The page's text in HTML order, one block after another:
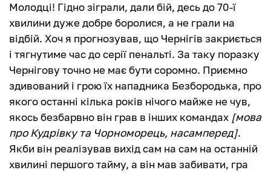
Молодці! Гідно зіграли, дали бій, десь до 70-ї
хвилини дуже добре боролися, а не грали на
відбій. Хоч я прогнозував, що Чернігів закриється
і тягнутиме час до серії пенальті. За таку поразку
Чернігову точно не має бути соромно. Приємно
здивований і грою їх нападника Безбородька, про
якого останні кілька років нічого майже не чув,
якось безбарвно він грав в інших командах [мова
про Кудрівку та Чорноморець, насамперед].
Якби він реалізував вихід сам на сам на останній
хвилині першого тайму, а він мав забивати, гра